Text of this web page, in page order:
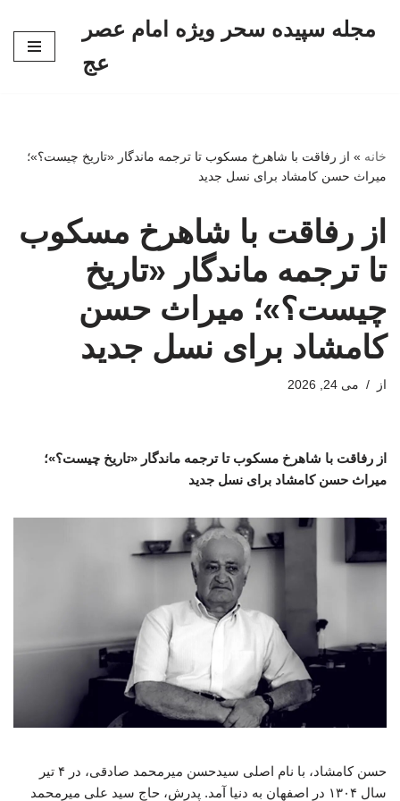
مجله سپیده سحر ویژه امام عصر
عج
خانه » از رفاقت با شاهرخ مسکوب تا ترجمه ماندگار «تاریخ چیست؟»؛
میراث حسن کامشاد برای نسل جدید
از رفاقت با شاهرخ مسکوب
تا ترجمه ماندگار «تاریخ
چیست؟»؛ میراث حسن
کامشاد برای نسل جدید
از می 24, 2026
از رفاقت با شاهرخ مسکوب تا ترجمه ماندگار «تاریخ چیست؟»؛
میراث حسن کامشاد برای نسل جدید
حسن کامشاد، با نام اصلی سیدحسن میرمحمد صادقی، در ۴ تیر
سال ۱۳۰۴ در اصفهان به دنیا آمد. پدرش، حاج سید علی میرمحمد